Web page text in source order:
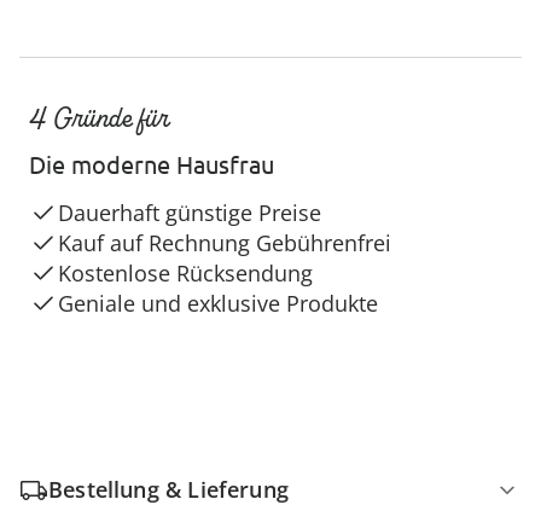
4 Gründe für
Die moderne Hausfrau
Dauerhaft günstige Preise
Kauf auf Rechnung Gebührenfrei
Kostenlose Rücksendung
Geniale und exklusive Produkte
Bestellung & Lieferung